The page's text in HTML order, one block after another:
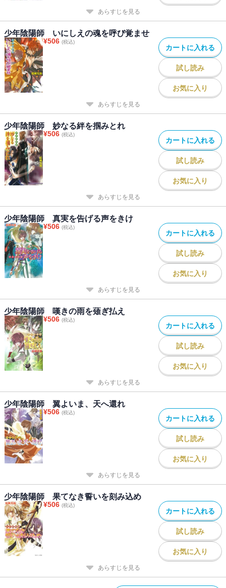
あらすじを見る
少年陰陽師 いにしえの魂を呼び覚ませ
¥506 (税込)
カートに入れる
試し読み
お気に入り
あらすじを見る
少年陰陽師 妙なる絆を掴みとれ
¥506 (税込)
カートに入れる
試し読み
お気に入り
あらすじを見る
少年陰陽師 真実を告げる声をきけ
¥506 (税込)
カートに入れる
試し読み
お気に入り
あらすじを見る
少年陰陽師 嘆きの雨を薙ぎ払え
¥506 (税込)
カートに入れる
試し読み
お気に入り
あらすじを見る
少年陰陽師 翼よいま、天へ還れ
¥506 (税込)
カートに入れる
試し読み
お気に入り
あらすじを見る
少年陰陽師 果てなき誓いを刻み込め
¥506 (税込)
カートに入れる
試し読み
お気に入り
あらすじを見る